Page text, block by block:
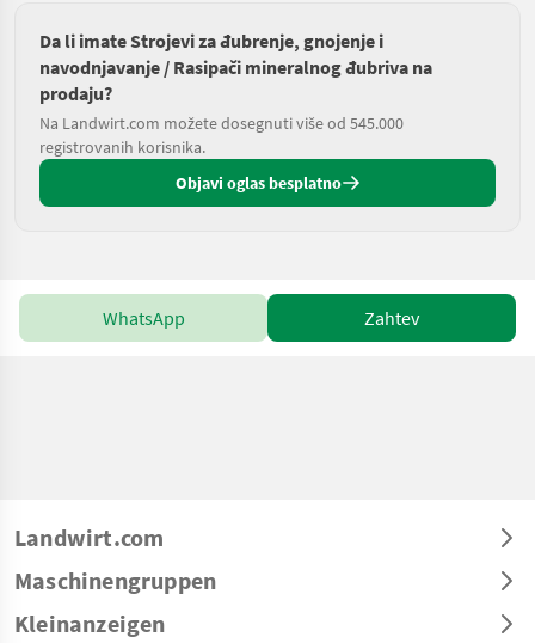
Da li imate Strojevi za đubrenje, gnojenje i
navodnjavanje / Rasipači mineralnog đubriva na
prodaju?
Na Landwirt.com možete dosegnuti više od 545.000
registrovanih korisnika.
Objavi oglas besplatno
WhatsApp Zahtev
Landwirt.com
Maschinengruppen
Kleinanzeigen